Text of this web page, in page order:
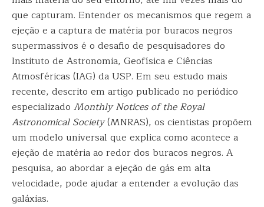
que capturam. Entender os mecanismos que regem a
ejeção e a captura de matéria por buracos negros
supermassivos é o desafio de pesquisadores do
Instituto de Astronomia, Geofísica e Ciências
Atmosféricas (IAG) da USP. Em seu estudo mais
recente, descrito em artigo publicado no periódico
especializado Monthly Notices of the Royal
Astronomical Society(MNRAS), os cientistas propõem
um modelo universal que explica como acontece a
ejeção de matéria ao redor dos buracos negros. A
pesquisa, ao abordar a ejeção de gás em alta
velocidade, pode ajudar a entender a evolução das
galáxias.